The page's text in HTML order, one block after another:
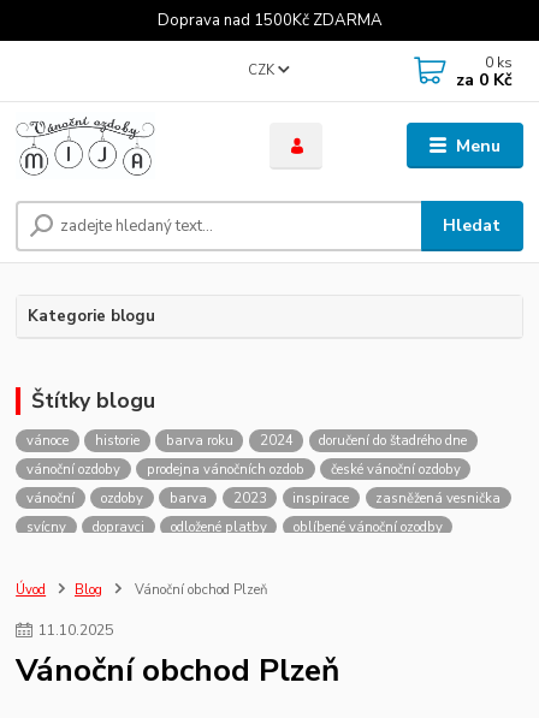
Doprava nad 1500Kč ZDARMA
Menu
CZK
Hledat
0 ks
za 0 Kč
Kategorie blogu
Štítky blogu
vánoce historie barva roku 2024
doručení do štadrého dne
vánoční ozdoby
prodejna vánočních ozdob
české vánoční ozdoby
vánoční
ozdoby barva 2023 inspirace
zasněžená vesnička
svícny
dopravci odložené platby
oblíbené vánoční ozodby
Úvod
Blog Vánoční obchod Plzeň
11.10.2025
Vánoční obchod Plzeň